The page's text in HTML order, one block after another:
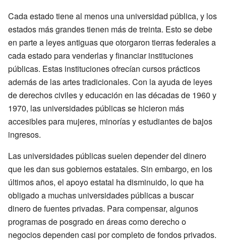
Cada estado tiene al menos una universidad pública, y los
estados más grandes tienen más de treinta. Esto se debe
en parte a leyes antiguas que otorgaron tierras federales a
cada estado para venderlas y financiar instituciones
públicas. Estas instituciones ofrecían cursos prácticos
además de las artes tradicionales. Con la ayuda de leyes
de derechos civiles y educación en las décadas de 1960 y
1970, las universidades públicas se hicieron más
accesibles para mujeres, minorías y estudiantes de bajos
ingresos.
Las universidades públicas suelen depender del dinero
que les dan sus gobiernos estatales. Sin embargo, en los
últimos años, el apoyo estatal ha disminuido, lo que ha
obligado a muchas universidades públicas a buscar
dinero de fuentes privadas. Para compensar, algunos
programas de posgrado en áreas como derecho o
negocios dependen casi por completo de fondos privados.